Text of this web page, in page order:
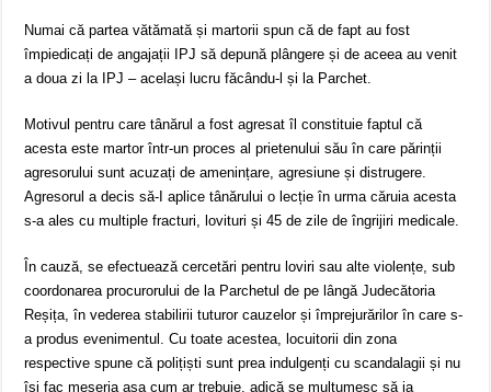
Numai că partea vătămată și martorii spun că de fapt au fost
împiedicați de angajații IPJ să depună plângere și de aceea au venit
a doua zi la IPJ – același lucru făcându-l și la Parchet.
Motivul pentru care tânărul a fost agresat îl constituie faptul că
acesta este martor într-un proces al prietenului său în care părinții
agresorului sunt acuzați de amenințare, agresiune și distrugere.
Agresorul a decis să-I aplice tânărului o lecție în urma căruia acesta
s-a ales cu multiple fracturi, lovituri și 45 de zile de îngrijiri medicale.
În cauză, se efectuează cercetări pentru loviri sau alte violențe, sub
coordonarea procurorului de la Parchetul de pe lângă Judecătoria
Reșița, în vederea stabilirii tuturor cauzelor și împrejurărilor în care s-
a produs evenimentul. Cu toate acestea, locuitorii din zona
respective spune că polițiști sunt prea indulgenți cu scandalagii și nu
își fac meseria așa cum ar trebuie, adică se mulțumesc să ia